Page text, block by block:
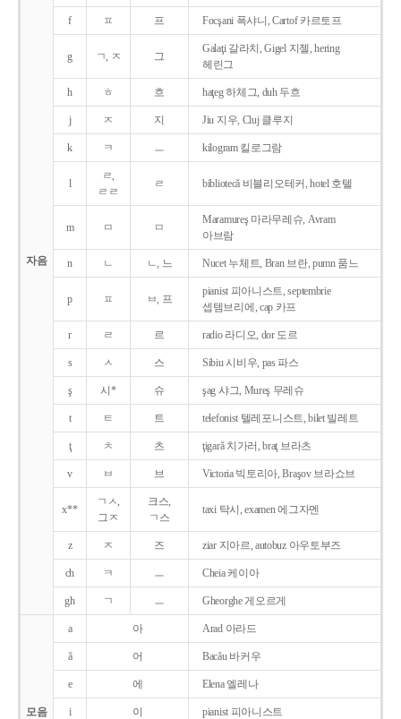
자음
f ㅍ 프 Focşani 폭샤니, Cartof 카르토프
g ㄱ, ㅈ 그
Galaţi 갈라치, Gigel 지젤, hering
헤린그
h ㅎ 흐 haţeg 하체그, duh 두흐
j ㅈ 지 Jiu 지우, Cluj 클루지
k ㅋ ㅡ kilogram 킬로그람
l
ㄹ,
ㄹㄹ
ㄹ bibliotecǎ 비블리오테커, hotel 호텔
m ㅁ ㅁ
Maramureş 마라무레슈, Avram
아브람
n ㄴ ㄴ, 느 Nucet 누체트, Bran 브란, pumn 품느
p ㅍ ㅂ, 프
pianist 피아니스트, septembrie
셉템브리에, cap 카프
r ㄹ 르 radio 라디오, dor 도르
s ㅅ 스 Sibiu 시비우, pas 파스
ş 시* 슈 şag 샤그, Mureş 무레슈
t ㅌ 트 telefonist 텔레포니스트, bilet 빌레트
ţ ㅊ 츠 ţigarǎ 치가러, braţ 브라츠
v ㅂ 브 Victoria 빅토리아, Braşov 브라쇼브
x**
ㄱㅅ,
그ㅈ
크스,
ㄱ스
taxi 탁시, examen 에그자멘
z ㅈ 즈 ziar 지아르, autobuz 아우토부즈
ch ㅋ ㅡ Cheia 케이아
gh ㄱ ㅡ Gheorghe 게오르게
모음
a 아 Arad 아라드
ǎ 어 Bacǎu 바커우
e 에 Elena 엘레나
i 이 pianist 피아니스트